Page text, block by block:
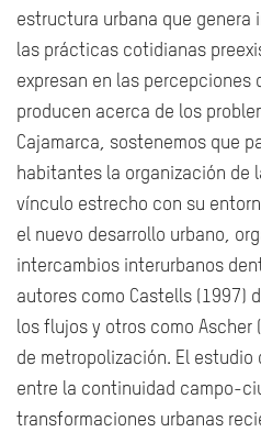
estructura urbana que genera
las prácticas cotidianas
expresan en las percepciones
producen acerca de los
Cajamarca, sostenemos que
habitantes la organización de
vínculo estrecho con su
el nuevo desarrollo urbano,
intercambios interurbanos
autores como Castells (1997)
los flujos y otros como Ascher
de metropolización. El
entre la continuidad campo-
transformaciones urbanas